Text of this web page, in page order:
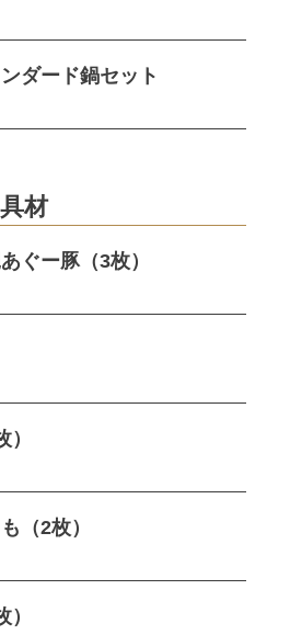
ダード鍋セット
材
ぐー豚（3枚）
（2枚）